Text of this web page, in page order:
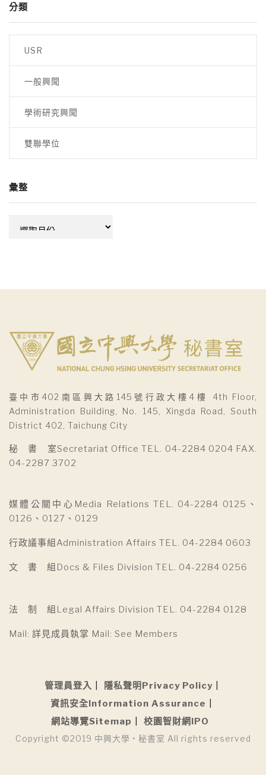
分類
USR
一般興聞
學術研究興聞
雙聯學位
彙整
臺中市402南區興大路145號行政大樓4樓 4th Floor,
Administration Building, No. 145, Xingda Road, South
District 402, Taichung City
秘 書 室Secretariat Office TEL. 04-2284 0204 FAX.
04-2287 3702
媒體公關中心Media Relations TEL. 04-2284 0125、
0126、0127、0129
行政議事組Administration Affairs TEL. 04-2284 0603
文 書 組Docs & Files Division TEL. 04-2284 0256
法 制 組Legal Affairs Division TEL. 04-2284 0128
Mail: 詳見成員執掌 Mail: See Members
管理員登入
隱私聲明Privacy Policy
資訊安全Information Assurance
網站導覽Sitemap
校園智財網IPO
Copyright ©2019 中興大學 • 秘書室 All rights reserved